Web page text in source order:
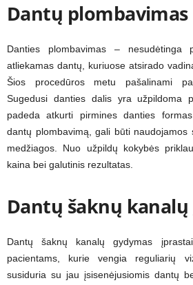
Dantų plombavimas
Danties plombavimas – nesudėtinga
atliekamas dantų, kuriuose atsirado
Šios procedūros metu pašalinami
Sugedusi danties dalis yra užpildoma
padeda atkurti pirmines danties
dantų plombavimą, gali būti naudojamos
medžiagos. Nuo užpildų kokybės
kaina bei galutinis rezultatas.
Dantų šaknų kanalų
Dantų šaknų kanalų gydymas
pacientams, kurie vengia reguliarių
susiduria su jau įsisenėjusiomis dantų